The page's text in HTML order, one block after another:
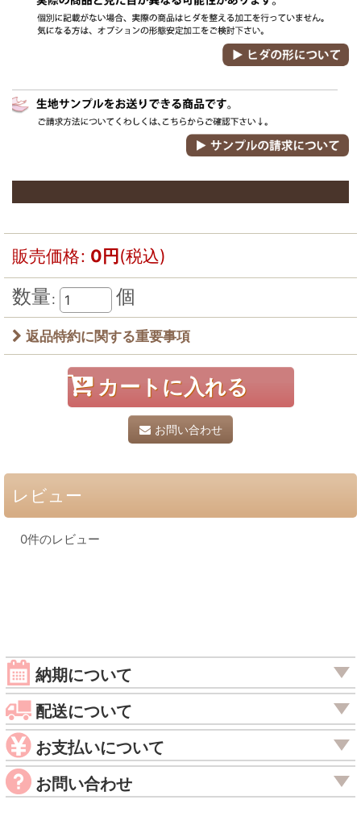
販売価格: 0円(税込)
数量: 個
返品特約に関する重要事項
カートに入れる
お問い合わせ
レビュー
0件のレビュー
納期について
配送について
お支払いについて
お問い合わせ